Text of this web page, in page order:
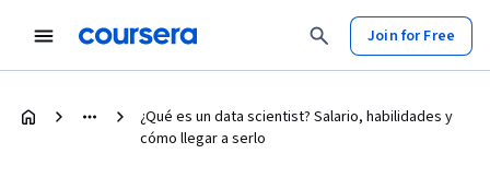
Join for Free
¿Qué es un data scientist? Salario, habilidades y
cómo llegar a serlo